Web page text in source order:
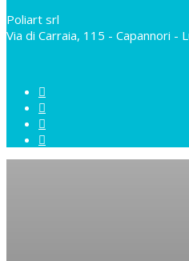
Poliart srl
Via di Carraia, 115 - Capannori -